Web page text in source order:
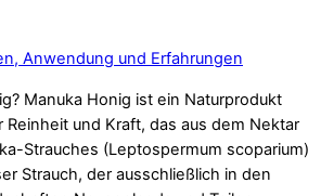
Anwendung und Erfahrungen
Manuka Honig ist ein Naturprodukt
und Kraft, das aus dem Nektar
Strauches (Leptospermum scoparium)
Strauch, der ausschließlich in den